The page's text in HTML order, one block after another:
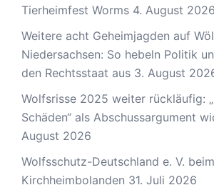
Tierheimfest Worms 4. August 2026
Weitere acht Geheimjagden auf
Niedersachsen: So hebeln Politik
den Rechtsstaat aus 3. August
Wolfsrisse 2025 weiter rückläufig:
Schäden“ als Abschussargument
August 2026
Wolfsschutz-Deutschland e. V.
Kirchheimbolanden 31. Juli 2026